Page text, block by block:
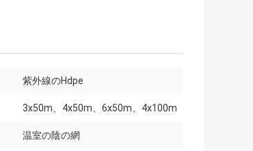
紫外線のHdpe
3x50m、4x50m、6x50m、4x100m
温室の陰の網